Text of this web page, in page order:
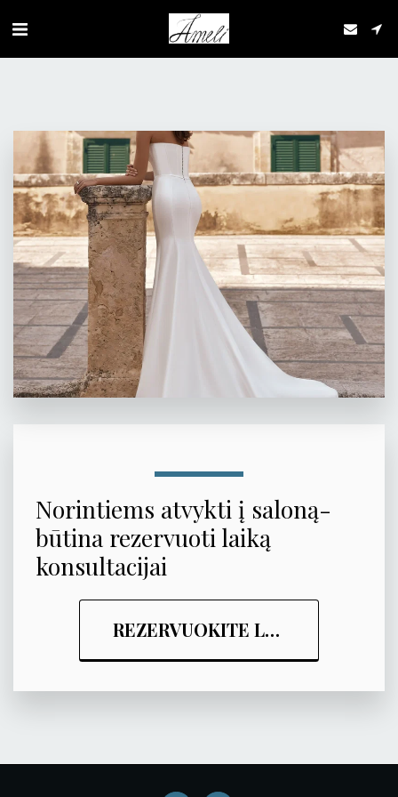
Norintiems atvykti į saloną-
būtina rezervuoti laiką
konsultacijai
REZERVUOKITE LAIKĄ SUSITIKIMUI